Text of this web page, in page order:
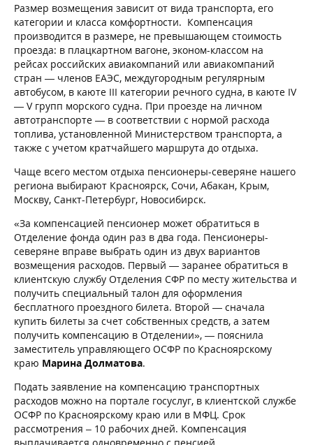
Размер возмещения зависит от вида транспорта, его
категории и класса комфортности. Компенсация
производится в размере, не превышающем стоимость
проезда: в плацкартном вагоне, эконом-классом на
рейсах российских авиакомпаний или авиакомпаний
стран — членов ЕАЭС, междугородным регулярным
автобусом, в каюте III категории речного судна, в каюте IV
— V групп морского судна. При проезде на личном
автотранспорте — в соответствии с нормой расхода
топлива, установленной Министерством транспорта, а
также с учетом кратчайшего маршрута до отдыха.
Чаще всего местом отдыха пенсионеры-северяне нашего
региона выбирают Красноярск, Сочи, Абакан, Крым,
Москву, Санкт-Петербург, Новосибирск.
«За компенсацией пенсионер может обратиться в
Отделение фонда один раз в два года. Пенсионеры-
северяне вправе выбрать один из двух вариантов
возмещения расходов. Первый — заранее обратиться в
клиентскую службу Отделения СФР по месту жительства и
получить специальный талон для оформления
бесплатного проездного билета. Второй — сначала
купить билеты за счет собственных средств, а затем
получить компенсацию в Отделении», — пояснила
заместитель управляющего ОСФР по Красноярскому
краю Марина Долматова.
Подать заявление на компенсацию транспортных
расходов можно на портале госуслуг, в клиентской службе
ОСФР по Красноярскому краю или в МФЦ. Срок
рассмотрения – 10 рабочих дней. Компенсация